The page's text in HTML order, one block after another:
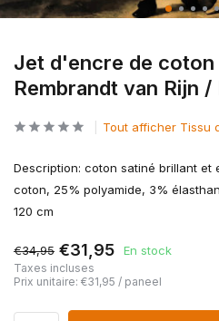
Jet d'encre de coton
Rembrandt van Rijn
Tout afficher Tissu
Description: coton satiné brillant et
coton, 25% polyamide, 3%
120 cm
€34,95 €31,95 En stock
Taxes incluses
Prix unitaire: €31,95 / paneel